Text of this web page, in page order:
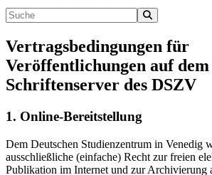
Vertragsbedingungen für
Veröffentlichungen auf dem
Schriftenserver des DSZV
1. Online-Bereitstellung
Dem Deutschen Studienzentrum in Venedig
ausschließliche (einfache) Recht zur freien
Publikation im Internet und zur Archivierung